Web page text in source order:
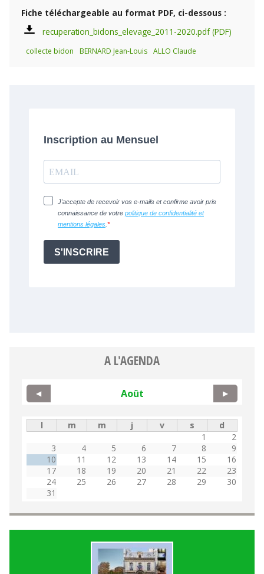
Fiche téléchargeable au format PDF, ci-dessous :
recuperation_bidons_elevage_2011-2020.pdf
collecte bidon BERNARD Jean-Louis ALLO Claude
A L'AGENDA
Août
◀ ▶
l m m j v s
d
1
2
3
4 5 6 7 8
9
10
11 12 13 14 15
16
17
18 19 20 21 22
23
24
25 26 27 28 29
30
31